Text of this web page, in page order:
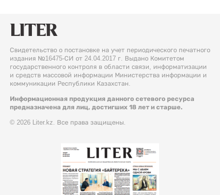
Свидетельство о постановке на учет периодического печатного
издания №16475-СИ от 24.04.2017 г. Выдано Комитетом
государственного контроля в области связи, информатизации
и средств массовой информации Министерства информации и
коммуникации Республики Казахстан.
Информационная продукция данного сетевого ресурса
предназначена для лиц, достигших 18 лет и старше.
© 2026 Liter.kz. Все права защищены.